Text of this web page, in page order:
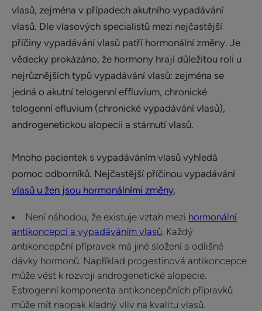
vlasů, zejména v případech akutního vypadávání
vlasů. Dle vlasových specialistů mezi nejčastější
příčiny vypadávání vlasů patří hormonální změny. Je
vědecky prokázáno, že hormony hrají důležitou roli u
nejrůznějších typů vypadávání vlasů: zejména se
jedná o akutní telogenní effluvium, chronické
telogenní efluvium (chronické vypadávání vlasů),
androgenetickou alopecii a stárnutí vlasů.
Mnoho pacientek s vypadáváním vlasů vyhledá
pomoc odborníků. Nejčastější příčinou vypadávání
vlasů u žen jsou hormonálními změny.
Není náhodou, že existuje vztah mezi hormonální
antikoncepcí a vypadáváním vlasů. Každý
antikoncepční přípravek má jiné složení a odlišné
dávky hormonů. Například progestinová antikoncepce
může vést k rozvoji androgenetické alopecie.
Estrogenní komponenta antikoncepčních přípravků
může mít naopak kladný vliv na kvalitu vlasů.